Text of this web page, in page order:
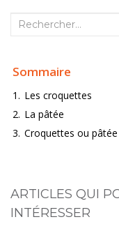
Recherche :
Sommaire
1. Les croquettes
2. La pâtée
3. Croquettes ou
ARTICLES QUI
INTÉRESSER